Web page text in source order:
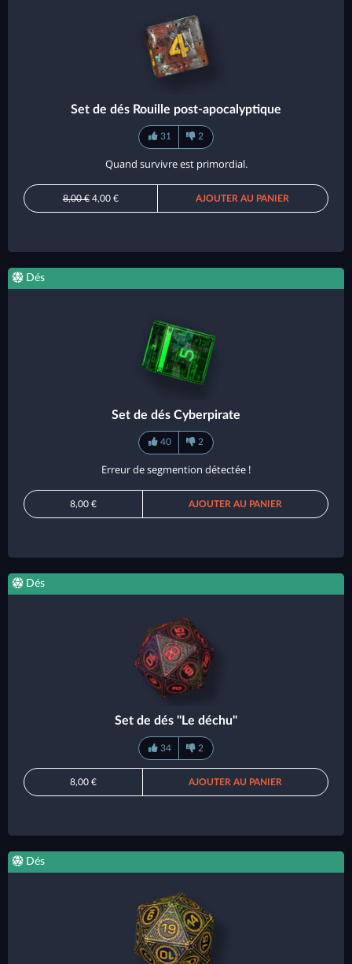
Set de dés Rouille post-apocalyptique
31 2
Quand survivre est primordial.
8,00 €4,00 € AJOUTER AU PANIER
Dés
Set de dés Cyberpirate
40 2
Erreur de segmention détectée !
8,00 € AJOUTER AU PANIER
Dés
Set de dés "Le déchu"
34 2
8,00 € AJOUTER AU PANIER
Dés